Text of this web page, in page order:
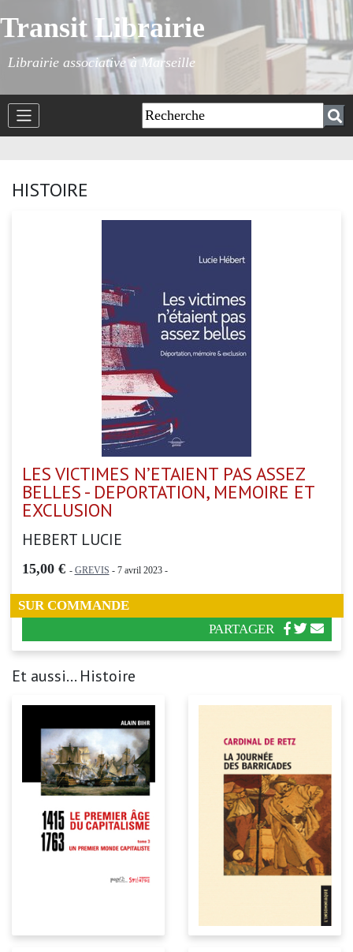
Transit Librairie
Librairie associative à Marseille
HISTOIRE
LES VICTIMES N’ETAIENT PAS ASSEZ
BELLES - DEPORTATION, MEMOIRE ET
EXCLUSION
HEBERT LUCIE
15,00 € - GREVIS - 7 avril 2023 -
SUR COMMANDE
PARTAGER
Et aussi... Histoire